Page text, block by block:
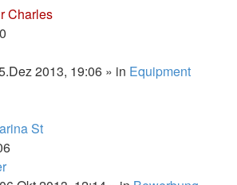
Charles
2013, 19:06 » in Equipment
St